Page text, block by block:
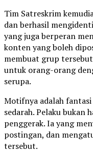
Tim Satreskrim
dan berhasil
yang juga berperan
konten yang boleh
membuat grup tersebut
untuk orang-orang
serupa.
Motifnya adalah
sedarah. Pelaku bukan
penggerak. Ia yang
postingan, dan
tersebut.